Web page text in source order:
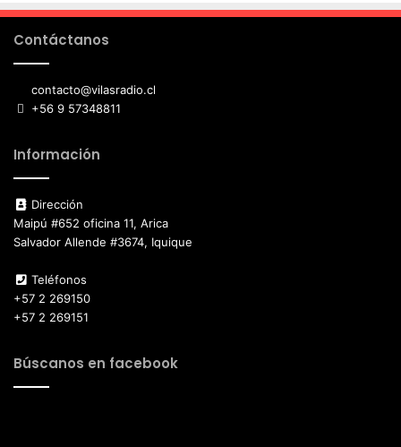
Contáctanos
contacto@vilasradio.cl
+56 9 57348811
Información
Dirección
Maipú #652 oficina 11, Arica
Salvador Allende #3674, Iquique
Teléfonos
+57 2 269150
+57 2 269151
Búscanos en facebook